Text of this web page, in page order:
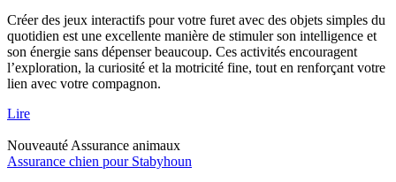
Créer des jeux interactifs pour votre furet avec des objets simples du
quotidien est une excellente manière de stimuler son intelligence et
son énergie sans dépenser beaucoup. Ces activités encouragent
l’exploration, la curiosité et la motricité fine, tout en renforçant votre
lien avec votre compagnon.
Lire
Nouveauté Assurance animaux
Assurance chien pour Stabyhoun